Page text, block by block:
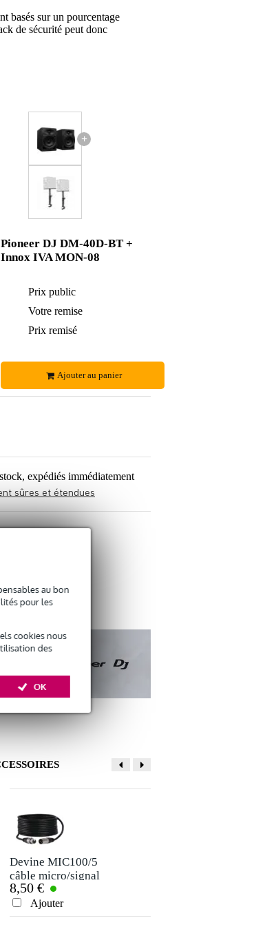
au bon
pour les
cookies nous
des
OK
basés sur un pourcentage
de sécurité peut donc
+
Pioneer DJ DM-40D-BT +
Innox IVA MON-08
Prix public
Votre remise
Prix remisé
Ajouter au panier
expédiés immédiatement
sûres et étendues
Devine MIC100/5
câble micro/signal
XLR 5 mètres
8,50 €
Ajouter